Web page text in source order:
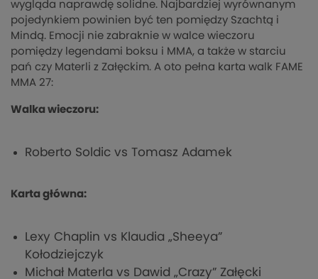
wygląda naprawdę solidne. Najbardziej wyrównanym
pojedynkiem powinien być ten pomiędzy Szachtą i
Mindą. Emocji nie zabraknie w walce wieczoru
pomiędzy legendami boksu i MMA, a także w starciu
pań czy Materli z Załęckim. A oto pełna karta walk FAME
MMA 27:
Walka wieczoru:
Roberto Soldic vs Tomasz Adamek
Karta główna:
Lexy Chaplin vs Klaudia „Sheeya”
Kołodziejczyk
Michał Materla vs Dawid „Crazy” Załęcki